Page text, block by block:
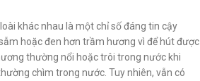
khác nhau là một chỉ số đáng tin cậy
hoặc đen hơn trầm hương vì để hút được
thường nổi hoặc trôi trong nước khi
chìm trong nước. Tuy nhiên, vẫn có